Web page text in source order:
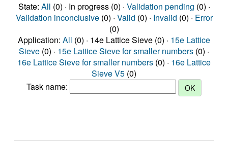
State: All (0) · In progress (0) · Validation pending (0) ·
Validation inconclusive(0) · Valid (0) · Invalid (0) · Error
(0)
Application: All (0) · 14e Lattice Sieve (0) · 15e Lattice
Sieve (0) · 15e Lattice Sieve for smaller numbers (0) ·
16e Lattice Sieve for smaller numbers (0) · 16e Lattice
Sieve V5 (0)
Task name: